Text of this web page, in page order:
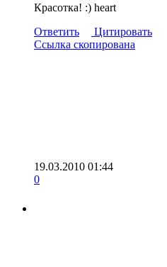
Красотка! :) heart
Ответить
Цитировать
Ссылка скопирована
19.03.2010 01:44
0